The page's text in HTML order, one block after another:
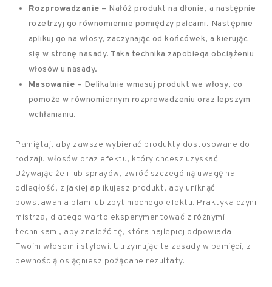
Rozprowadzanie – Nałóż produkt na dłonie, a następnie
rozetrzyj go równomiernie pomiędzy palcami. Następnie
aplikuj go na włosy, zaczynając od końcówek, a kierując
się w stronę nasady. Taka technika zapobiega obciążeniu
włosów u nasady.
Masowanie – Delikatnie wmasuj produkt we włosy, co
pomoże w równomiernym rozprowadzeniu oraz lepszym
wchłanianiu.
Pamiętaj, aby zawsze wybierać produkty dostosowane do
rodzaju włosów oraz efektu, który chcesz uzyskać.
Używając żeli lub sprayów, zwróć szczególną uwagę na
odległość, z jakiej aplikujesz produkt, aby uniknąć
powstawania plam lub zbyt mocnego efektu. Praktyka czyni
mistrza, dlatego warto eksperymentować z różnymi
technikami, aby znaleźć tę, która najlepiej odpowiada
Twoim włosom i stylowi. Utrzymując te zasady w pamięci, z
pewnością osiągniesz pożądane rezultaty.